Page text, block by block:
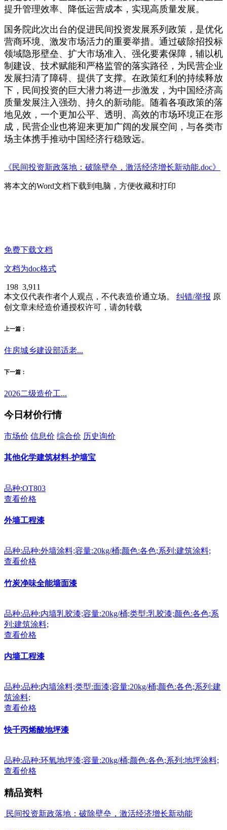
提升管理效率、降低运营成本，实现高质量发展。
国务院此次出台的促进民间投资发展系列政策，是优化
营商环境、激发市场活力的重要举措。通过破除招投标
领域隐形壁垒、扩大市场准入、强化要素保障，辅以机
制建设、技术赋能和严格监管的落实路径，为民营企业
发展扫清了障碍、提供了支撑。在政策红利的持续释放
下，民间投资的巨大潜力将进一步激发，为中国经济高
质量发展注入强劲、持久的新动能。随着各项政策的落
地见效，一个更加公平、透明、高效的市场环境正在形
成，民营企业也将迎来更加广阔的发展空间，与各类市
场主体携手推动中国经济行稳致远。
《民间投资新政落地：破除壁垒，激活经济增长新动能.doc》
将本文的Word文档下载到电脑，方便收藏和打印
免费下载文档
文档为doc格式
198 3,911
本文仅代表作者个人观点，不代表造价通立场。 纠错/举报 原
创文章未经造价通授权许可，请勿转载
上一篇：
住房城乡建设部适老...
下一篇：
2026二级造价工...
今日材价行情
市场价 信息价 综合价 历史询价
其他化学建筑材料-护墙宝
品种:OT803
查看价格
外墙工程漆
品种:品种:外墙涂料;容量:20kg/桶;颜色:各色;系列:建筑涂料;
查看价格
竹炭净味全能墙面漆
品种:品种:内墙乳胶漆;容量:20kg/桶;类型:乳胶漆;颜色:各色;系
列:建筑涂料;
查看价格
内墙工程漆
品种:品种:内墙涂料;类型:面漆;容量:20kg/桶;颜色:各色;系列:建
筑涂料;
查看价格
快千丙烯酸地坪漆
品种:品种:环氧地坪漆;容量:20kg/桶;颜色:各色;系列:地坪涂料;
查看价格
精品资料
民间投资新政落地：破除壁垒，激活经济增长新动能